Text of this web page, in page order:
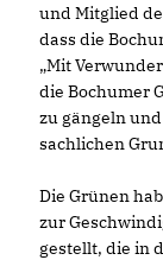
und Mitglied
dass die
Mit
die Bochumer
zu gängeln
sachlichen
Die Grünen
zur
gestellt, die in